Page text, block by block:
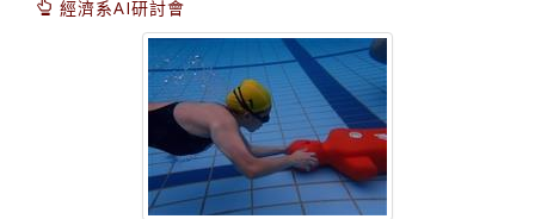
經濟系AI研討會